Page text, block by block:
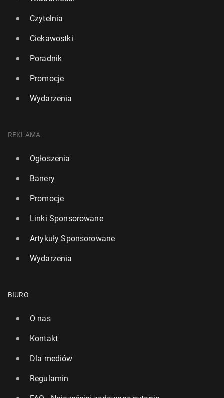
Czytelnia
Ciekawostki
Poradnik
Promocje
Wydarzenia
REKLAMA
Ogłoszenia
Banery
Promocje
Linki Sponsorowane
Artykuły Sponsorowane
Wydarzenia
BIURO
O nas
Kontakt
Dla mediów
Regulamin